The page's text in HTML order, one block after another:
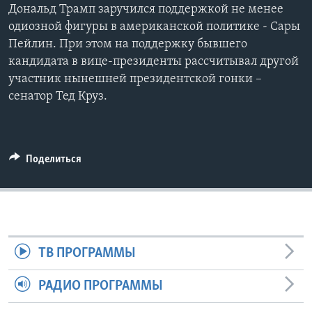
Learning English
СОЦИАЛЬНЫЕ СЕТИ
Дональд Трамп заручился поддержкой не менее
одиозной фигуры в американской политике - Сары
Пейлин. При этом на поддержку бывшего
кандидата в вице-президенты рассчитывал другой
участник нынешней президентской гонки –
сенатор Тед Круз.
Поделиться
ТВ ПРОГРАММЫ
РАДИО ПРОГРАММЫ